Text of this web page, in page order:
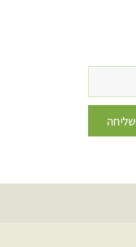
שליחה